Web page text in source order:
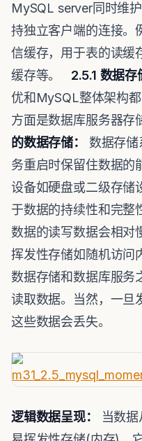
MySQL server同时维
持独立客户端的连接。
信缓存，用于表的读缓
缓存等。 2.5.1 数据存
优和MySQL整体架构
方面是数据库服务器
的数据存储：
数据存
务重启时保留住数据的
设备如硬盘或二级存储
于数据的持续性和完整
数据的读写数据会相
挥发性存储如随机访问
数据存储和数据库服务
读取数据。当然，一旦
这些数据会丢失。
逻辑数据呈现：
当数